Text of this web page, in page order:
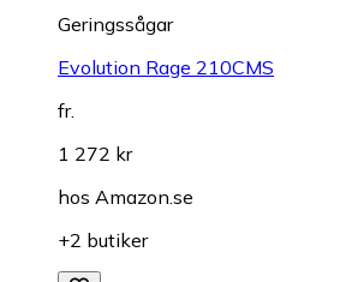
Geringssågar
Evolution Rage 210CMS
fr.
1 272 kr
hos Amazon.se
+2 butiker